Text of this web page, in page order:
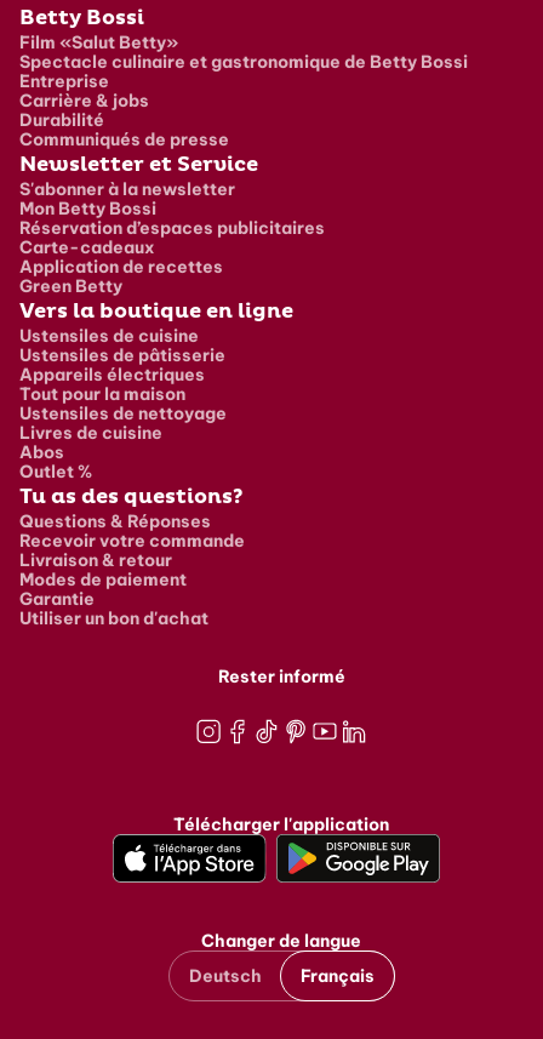
Pied de page
Betty Bossi
Film «Salut Betty»
Spectacle culinaire et gastronomique de Betty Bossi
Entreprise
Carrière & jobs
Durabilité
Communiqués de presse
Newsletter et Service
S'abonner à la newsletter
Mon Betty Bossi
Réservation d’espaces publicitaires
Carte-cadeaux
Application de recettes
Green Betty
Vers la boutique en ligne
Ustensiles de cuisine
Ustensiles de pâtisserie
Appareils électriques
Tout pour la maison
Ustensiles de nettoyage
Livres de cuisine
Abos
Outlet %
Tu as des questions?
Questions & Réponses
Recevoir votre commande
Livraison & retour
Modes de paiement
Garantie
Utiliser un bon d'achat
Rester informé
Télécharger l'application
Changer de langue
Deutsch
Français